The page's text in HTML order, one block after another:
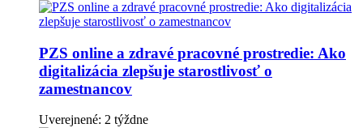
PZS online a zdravé pracovné prostredie: Ako
digitalizácia zlepšuje starostlivosť o
zamestnancov
Uverejnené: 2 týždne